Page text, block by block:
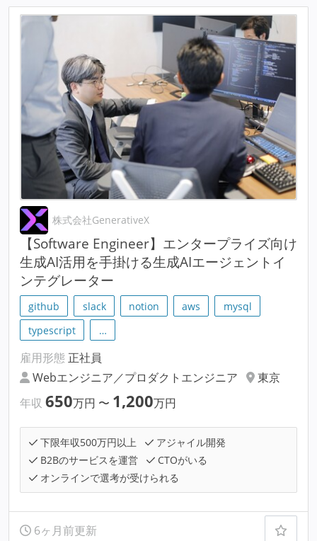
株式会社GenerativeX
【Software Engineer】エンタープライズ向け
生成AI活用を手掛ける生成AIエージェントイ
ンテグレーター
github slack notion aws
mysql
typescript
…
雇用形態 正社員
Webエンジニア／プロダクトエンジニア
東京
年収 650万円 〜 1,200万円
下限年収500万円以上
アジャイル開発
B2Bのサービスを運営
CTOがいる
オンラインで選考が受けられる
6ヶ月前更新